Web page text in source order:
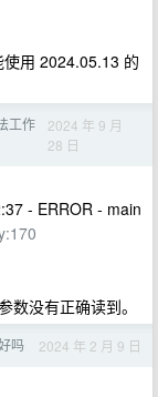
用 2024.05.13 的
工作
2024 年 9 月
28 日
- ERROR - main
没有正确读到。
吗 2024 年 2 月 9 日